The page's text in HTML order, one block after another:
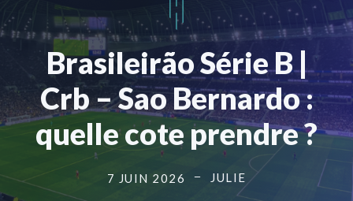
Brasileirão Série B |
Crb – Sao Bernardo :
quelle cote prendre ?
7 JUIN 2026 JULIE